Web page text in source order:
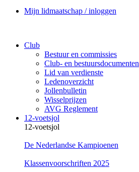
Mijn lidmaatschap / inloggen
Club
Bestuur en commissies
Club- en bestuursdocumenten
Lid van verdienste
Ledenoverzicht
Jollenbulletin
Wisselprijzen
AVG Reglement
12-voetsjol
12-voetsjol
De Nederlandse Kampioenen
Klassenvoorschriften 2025